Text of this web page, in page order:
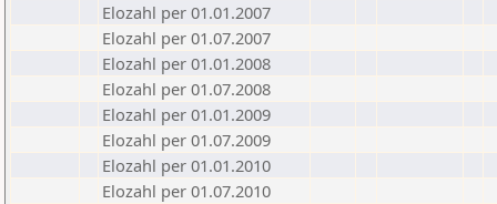
Elozahl per 01.01.2007
Elozahl per 01.07.2007
Elozahl per 01.01.2008
Elozahl per 01.07.2008
Elozahl per 01.01.2009
Elozahl per 01.07.2009
Elozahl per 01.01.2010
Elozahl per 01.07.2010